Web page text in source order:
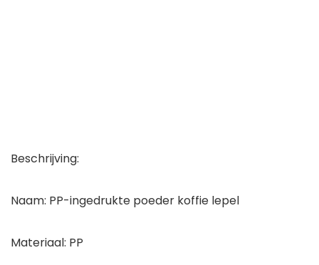
Beschrijving:
Naam: PP-ingedrukte poeder koffie lepel
Materiaal: PP